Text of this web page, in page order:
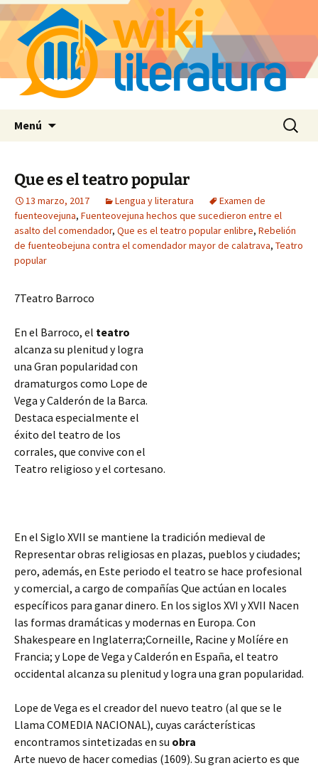
Menú Buscar:
Que es el teatro popular
13 marzo, 2017 Lengua y literatura
Examen de
fuenteovejuna, Fuenteovejuna hechos que sucedieron entre el
asalto del comendador, Que es el teatro popular enlibre, Rebelión
de fuenteobejuna contra el comendador mayor de calatrava, Teatro
popular
7Teatro Barroco
En el Barroco, el teatro
alcanza su plenitud y logra
una Gran popularidad con
dramaturgos como Lope de
Vega y Calderón de la Barca.
Destaca especialmente el
éxito del teatro de los
corrales, que convive con el
Teatro religioso y el cortesano.
En el Siglo XVII se mantiene la tradición medieval de
Representar obras religiosas en plazas, pueblos y ciudades;
pero, además, en Este periodo el teatro se hace profesional
y comercial, a cargo de compañías Que actúan en locales
específicos para ganar dinero. En los siglos XVI y XVII Nacen
las formas dramáticas y modernas en Europa. Con
Shakespeare en Inglaterra;Corneille, Racine y Molíére en
Francia; y Lope de Vega y Calderón en España, el teatro
occidental alcanza su plenitud y logra una gran popularidad.
Lope de Vega es el creador del nuevo teatro (al que se le
Llama COMEDIA NACIONAL), cuyas carácterísticas
encontramos sintetizadas en su obra
Arte nuevo de hacer comedias (1609). Su gran acierto es que